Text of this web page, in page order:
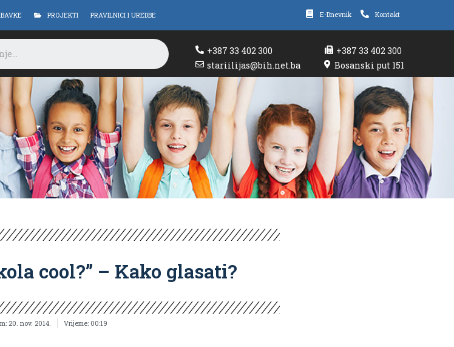
PROJEKTI PRAVILNICI I UREDBE E-Dnevnik Kontakt
+387 33 402 300
+387 33 402 300
stariilijas@bih.net.ba
Bosanski put 151
cool?” – Kako glasati?
20. nov. 2014. Vrijeme: 00:19